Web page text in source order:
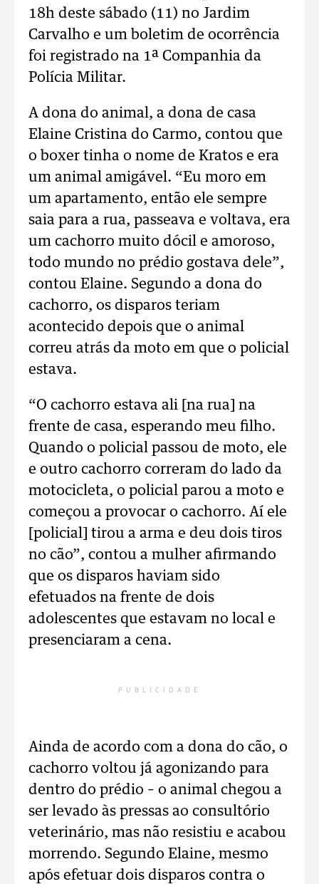
18h deste sábado (11) no Jardim
Carvalho e um boletim de ocorrência
foi registrado na 1ª Companhia da
Polícia Militar.
A dona do animal, a dona de casa
Elaine Cristina do Carmo, contou que
o boxer tinha o nome de Kratos e era
um animal amigável. “Eu moro em
um apartamento, então ele sempre
saia para a rua, passeava e voltava, era
um cachorro muito dócil e amoroso,
todo mundo no prédio gostava dele”,
contou Elaine. Segundo a dona do
cachorro, os disparos teriam
acontecido depois que o animal
correu atrás da moto em que o policial
estava.
“O cachorro estava ali [na rua] na
frente de casa, esperando meu filho.
Quando o policial passou de moto, ele
e outro cachorro correram do lado da
motocicleta, o policial parou a moto e
começou a provocar o cachorro. Aí ele
[policial] tirou a arma e deu dois tiros
no cão”, contou a mulher afirmando
que os disparos haviam sido
efetuados na frente de dois
adolescentes que estavam no local e
presenciaram a cena.
PUBLICIDADE
Ainda de acordo com a dona do cão, o
cachorro voltou já agonizando para
dentro do prédio – o animal chegou a
ser levado às pressas ao consultório
veterinário, mas não resistiu e acabou
morrendo. Segundo Elaine, mesmo
após efetuar dois disparos contra o